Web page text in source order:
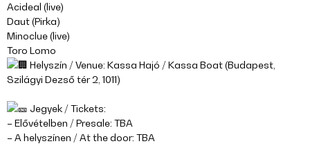
Acideal (live)
Daut (Pirka)
Minoclue (live)
Toro Lomo
Helyszín / Venue: Kassa Hajó / Kassa Boat (Budapest,
Szilágyi Dezső tér 2, 1011)
Jegyek / Tickets:
– Elővételben / Presale: TBA
– A helyszínen / At the door: TBA